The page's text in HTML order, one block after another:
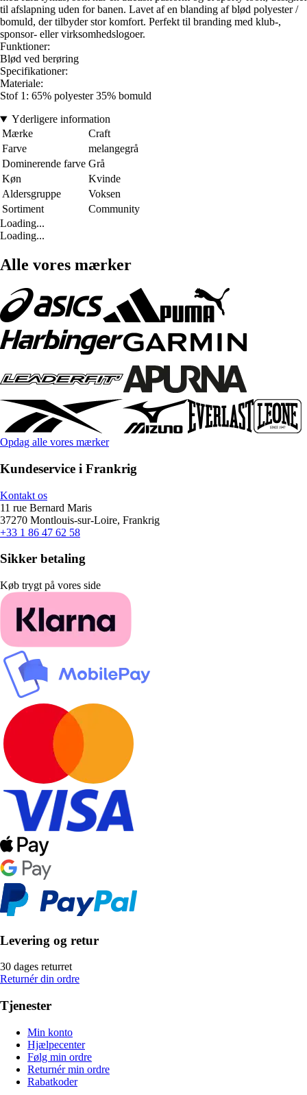
til afslapning uden for banen. Lavet af en blanding af blød polyester /
bomuld, der tilbyder stor komfort. Perfekt til branding med klub-,
sponsor- eller virksomhedslogoer.
Funktioner:
Blød ved berøring
Specifikationer:
Materiale:
Stof 1: 65% polyester 35% bomuld
Yderligere information
Mærke
Craft
Farve
melangegrå
Dominerende farve Grå
Køn
Kvinde
Aldersgruppe
Voksen
Sortiment
Community
Loading...
Loading...
Alle vores mærker
Opdag alle vores mærker
Kundeservice i Frankrig
Kontakt os
11 rue Bernard Maris
37270 Montlouis-sur-Loire, Frankrig
+33 1 86 47 62 58
Sikker betaling
Køb trygt på vores side
Levering og retur
30 dages returret
Returnér din ordre
Tjenester
Min konto
Hjælpecenter
Følg min ordre
Returnér min ordre
Rabatkoder